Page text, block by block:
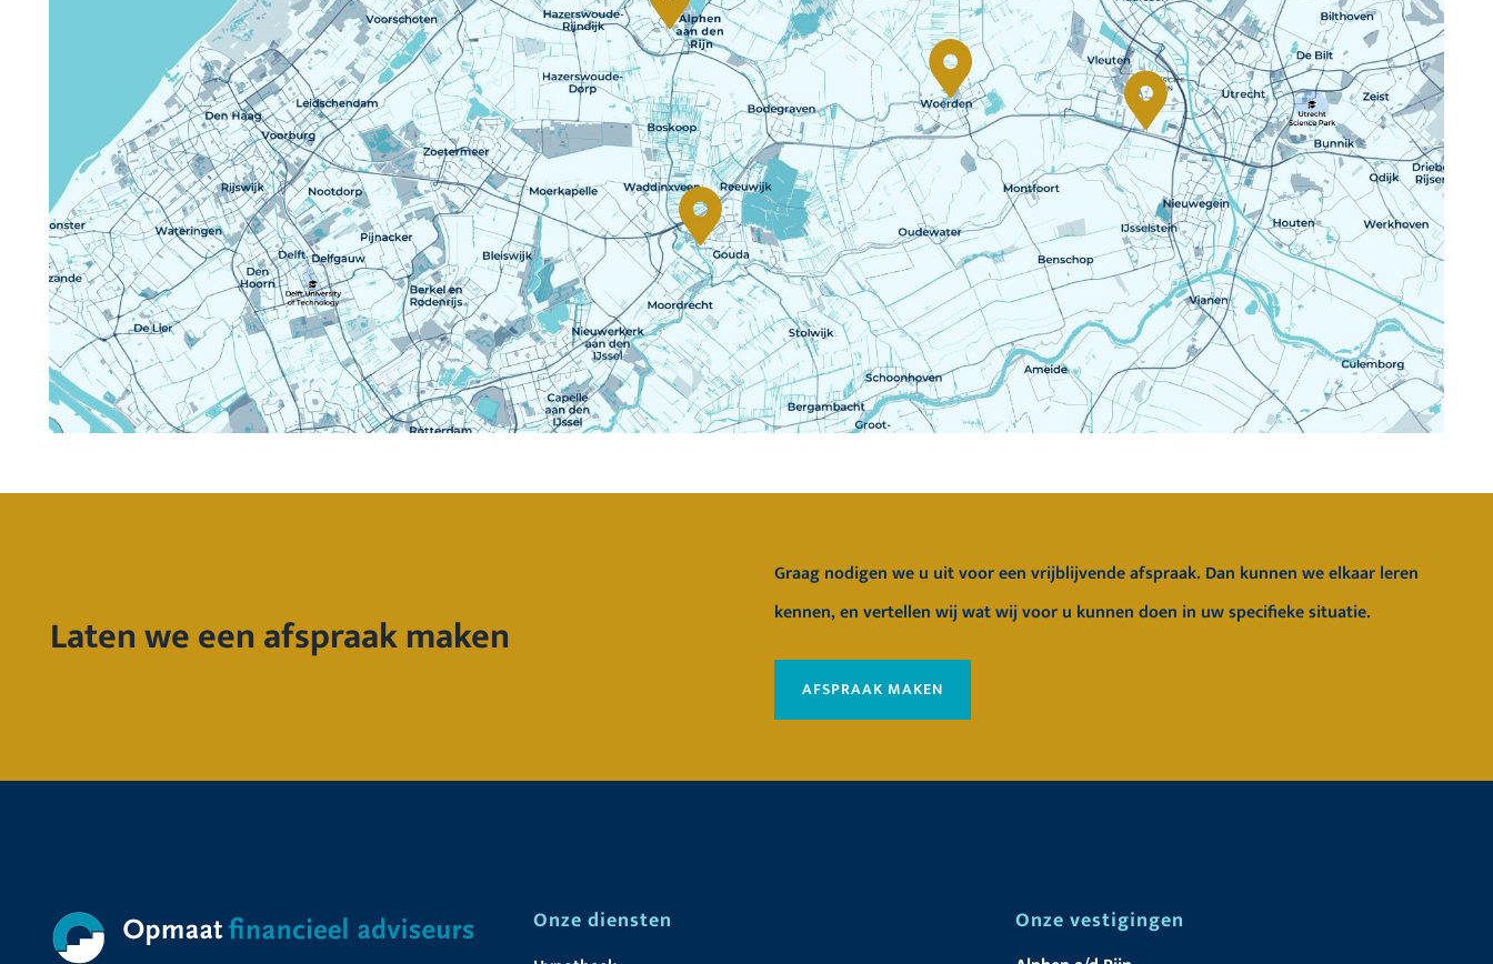
Laten we een afspraak maken
Graag nodigen we u uit voor een vrijblijvende afspraak. Dan kunnen we elkaar leren
kennen, en vertellen wij wat wij voor u kunnen doen in uw specifieke situatie.
AFSPRAAK MAKEN
Onze diensten Onze vestigingen